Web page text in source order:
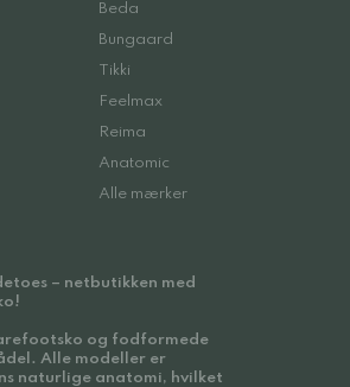
Beda
Bungaard
Tikki
Feelmax
Reima
Anatomic
Alle mærker
– netbutikken med
og fodformede
Alle modeller er
naturlige anatomi, hvilket